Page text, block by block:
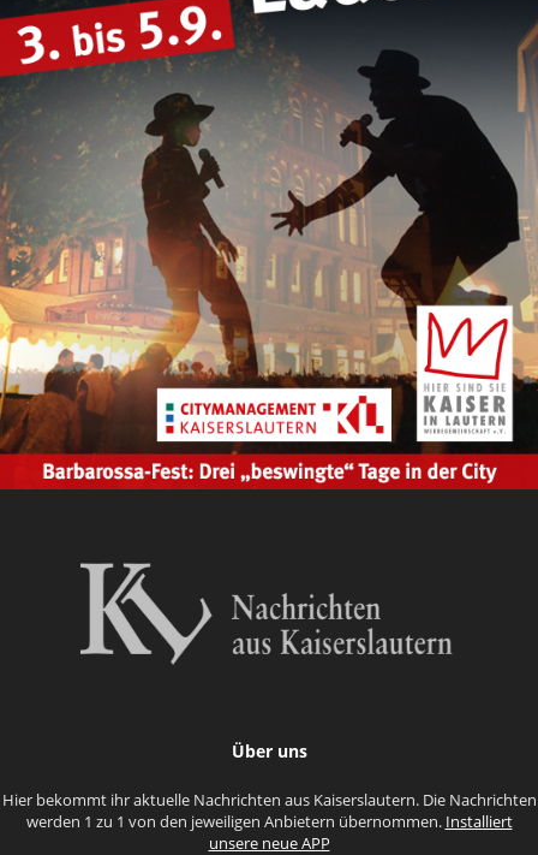
Über uns
Hier bekommt ihr aktuelle Nachrichten aus Kaiserslautern. Die Nachrichten
werden 1 zu 1 von den jeweiligen Anbietern übernommen. Installiert
unsere neue APP